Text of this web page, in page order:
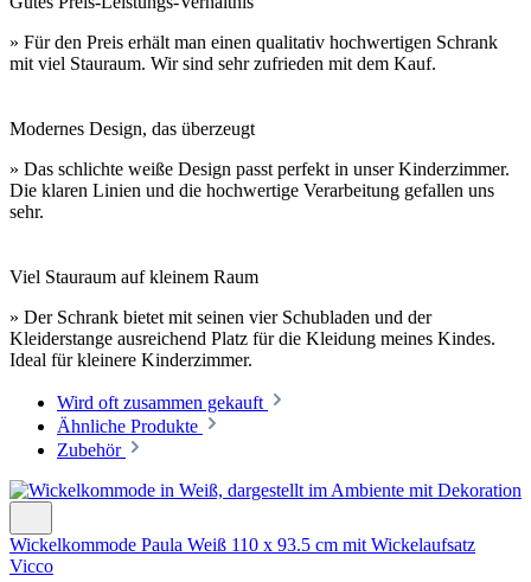
» Für den Preis erhält man einen qualitativ hochwertigen Schrank
mit viel Stauraum. Wir sind sehr zufrieden mit dem Kauf.
Modernes Design, das überzeugt
» Das schlichte weiße Design passt perfekt in unser Kinderzimmer.
Die klaren Linien und die hochwertige Verarbeitung gefallen uns
sehr.
Viel Stauraum auf kleinem Raum
» Der Schrank bietet mit seinen vier Schubladen und der
Kleiderstange ausreichend Platz für die Kleidung meines Kindes.
Ideal für kleinere Kinderzimmer.
Wird oft zusammen gekauft
Ähnliche Produkte
Zubehör
Wickelkommode Paula Weiß 110 x 93.5 cm mit Wickelaufsatz
Vicco